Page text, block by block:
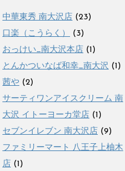
中華東秀 南大沢店 (23)
口楽（こうらく）
(3)
おっけい_南大沢本店 (1)
とんかついなば和幸_南大沢 (1)
茜や (2)
サーティワンアイスクリーム 南
大沢 イトーヨーカ堂店 (1)
セブンイレブン 南大沢店 (9)
ファミリーマート 八王子上柚木
店 (1)